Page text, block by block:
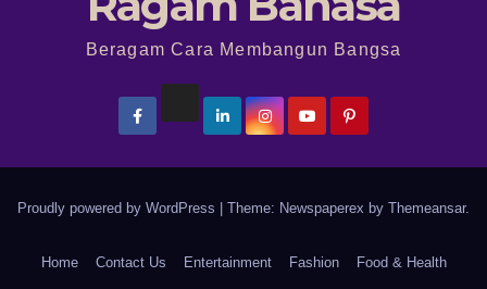
Beragam Cara Membangun Bangsa
Proudly powered by WordPress Theme: Newspaperex by Themeansar.
Home Contact Us Entertainment Fashion Food & Health